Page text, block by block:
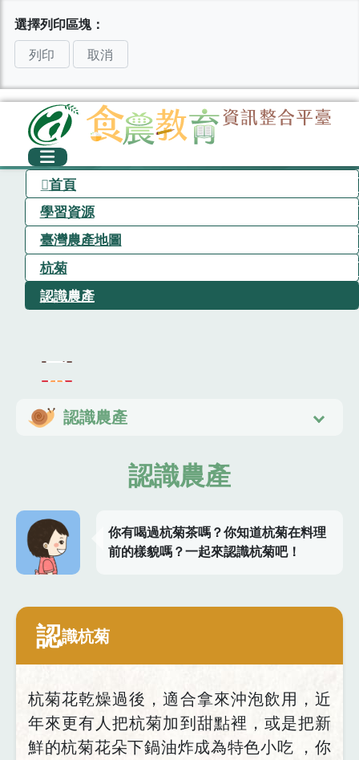
選擇列印區塊：
列印
取消
首頁
學習資源
臺灣農產地圖
杭菊
認識農產
認識農產
認識農產
你有喝過杭菊茶嗎？你知道杭菊在料理
前的樣貌嗎？一起來認識杭菊吧！
認識杭菊
杭菊花乾燥過後，適合拿來沖泡飲用，近
年來更有人把杭菊加到甜點裡，或是把新
鮮的杭菊花朵下鍋油炸成為特色小吃 ，你